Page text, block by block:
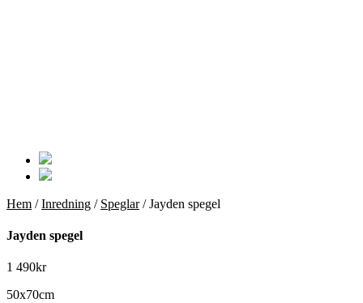
Hem /Inredning / Speglar/ Jayden spegel
Jayden spegel
1 490kr
50x70cm